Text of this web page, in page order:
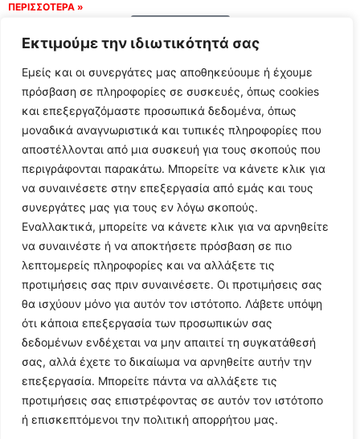
Εκτιμούμε την ιδιωτικότητά σας
Εμείς και οι συνεργάτες μας αποθηκεύουμε ή έχουμε
πρόσβαση σε πληροφορίες σε συσκευές, όπως cookies
και επεξεργαζόμαστε προσωπικά δεδομένα, όπως
μοναδικά αναγνωριστικά και τυπικές πληροφορίες που
αποστέλλονται από μια συσκευή για τους σκοπούς που
περιγράφονται παρακάτω. Μπορείτε να κάνετε κλικ για
να συναινέσετε στην επεξεργασία από εμάς και τους
συνεργάτες μας για τους εν λόγω σκοπούς.
Εναλλακτικά, μπορείτε να κάνετε κλικ για να αρνηθείτε
να συναινέστε ή να αποκτήσετε πρόσβαση σε πιο
λεπτομερείς πληροφορίες και να αλλάξετε τις
προτιμήσεις σας πριν συναινέσετε. Οι προτιμήσεις σας
θα ισχύουν μόνο για αυτόν τον ιστότοπο. Λάβετε υπόψη
ότι κάποια επεξεργασία των προσωπικών σας
δεδομένων ενδέχεται να μην απαιτεί τη συγκατάθεσή
σας, αλλά έχετε το δικαίωμα να αρνηθείτε αυτήν την
επεξεργασία. Μπορείτε πάντα να αλλάξετε τις
προτιμήσεις σας επιστρέφοντας σε αυτόν τον ιστότοπο
ή επισκεπτόμενοι την πολιτική απορρήτου μας.
ΠΕΡΙΣΣΟΤΕΡΑ »
Follow Us
© 2024 All Rights Reserved
Η ιστοσελίδαargolikianaptiksi.grείναι πιστοποιημένη στο
ηλεκτρονικό Μητρώο Ηλεκτρονικού Τύπου της ΓΓ Επικοινωνίας
και Ενημέρωσης (Αριθμός ΜΗΤ242062)